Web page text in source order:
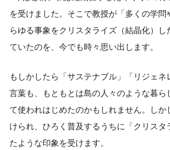
を受けました。そこで教授が「多くの学問
らゆる事象をクリスタライズ（結晶化）し
ていたのを、今でも時々思い出します。
もしかしたら「サステナブル」「リジェネ
言葉も、もともとは島の人々のような暮ら
て使われはじめたのかもしれません。しか
けられ、ひろく普及するうちに「クリスタ
たような印象を受けます。